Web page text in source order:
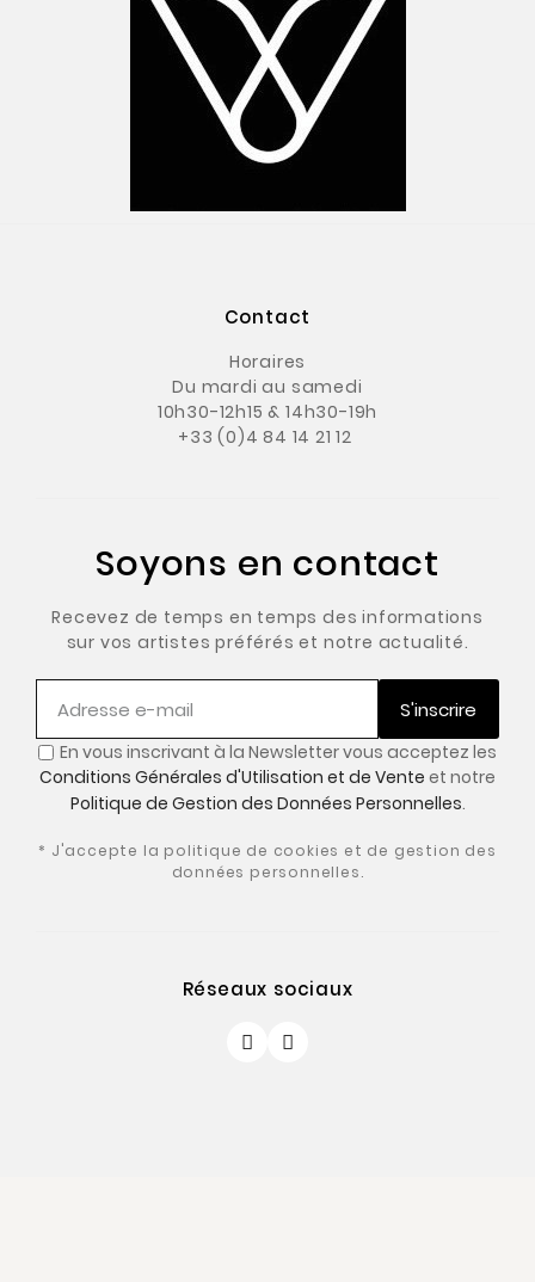
Contact
Horaires
Du mardi au samedi
10h30-12h15 & 14h30-19h
+33 (0)4 84 14 21 12
Soyons en contact
Recevez de temps en temps des informations
sur vos artistes préférés et notre actualité.
S'inscrire
En vous inscrivant à la Newsletter vous acceptez les
Conditions Générales d'Utilisation et de Vente et notre
Politique de Gestion des Données Personnelles.
* J'accepte la politique de cookies et de gestion des
données personnelles.
Réseaux sociaux